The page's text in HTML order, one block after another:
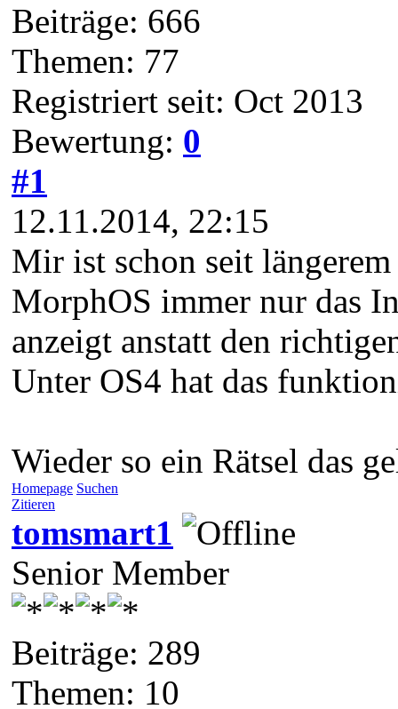
Beiträge: 666
Themen: 77
Registriert seit: Oct 2013
Bewertung: 0
#1
12.11.2014, 22:15
Mir ist schon seit
MorphOS immer nur das
anzeigt anstatt den
Unter OS4 hat das
Wieder so ein Rätsel das
Homepage Suchen
Zitieren
tomsmart1
Senior Member
Beiträge: 289
Themen: 10